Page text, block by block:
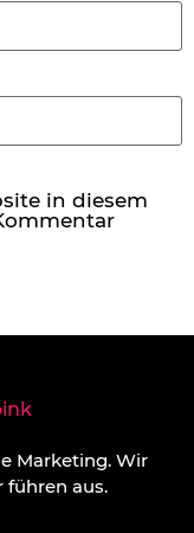
in diesem
Marketing. Wir
führen aus.